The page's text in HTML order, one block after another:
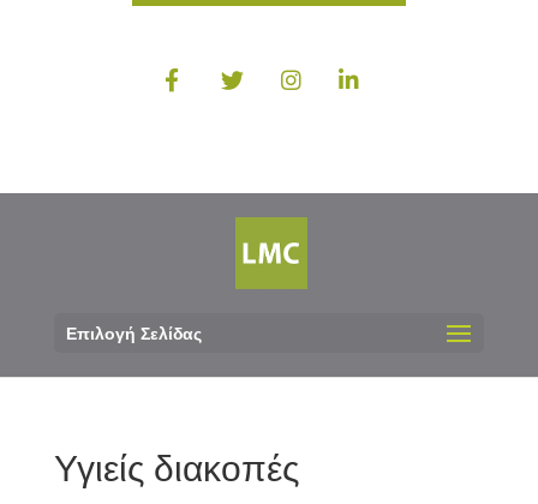
Επιλογή Σελίδας
Υγιείς διακοπές